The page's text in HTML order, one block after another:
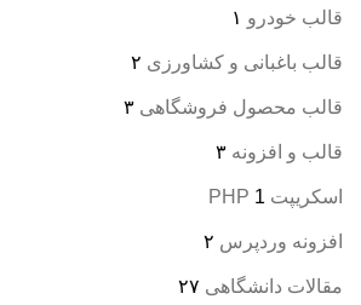
قالب خودرو ۱
قالب باغبانی و کشاورزی ۲
قالب محصول فروشگاهی ۳
قالب و افزونه ۳
اسکریپت PHP 1
افزونه وردپرس ۲
مقالات دانشگاهی ۲۷